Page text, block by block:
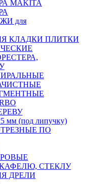
MAKITA
для
КЛАДКИ ПЛИТКИ
(под липучку)
ПО
СТЕКЛУ
ДРЕЛИ